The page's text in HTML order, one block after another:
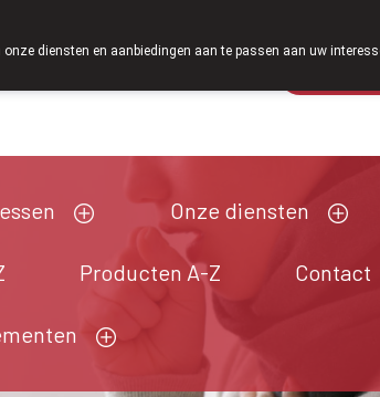
Onze diensten
Producten A-Z Contact
diensten en aanbiedingen aan te passen aan uw